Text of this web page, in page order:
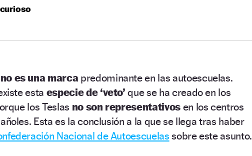
curioso
es una marca predominante en las autoescuelas.
esta especie de ‘veto’ que se ha creado en los
los Teslas no son representativosen los centros
Esta es la conclusión a la que se llega tras haber
Nacional de Autoescuelassobre este asunto.